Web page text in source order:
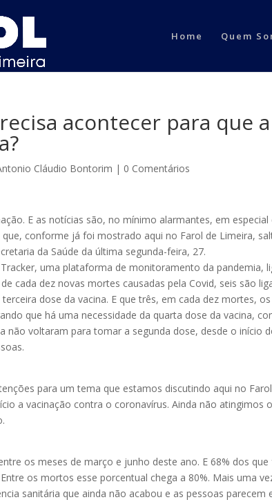
Home Quem
acontecer para que
Cláudio Bontorim | 0 Comentários
E as notícias são, no mínimo alarmantes, em
conforme já foi mostrado aqui no Farol de Limeira,
da Saúde da última segunda-feira, 27.
uma plataforma de monitoramento da pandemia,
cada dez novas mortes causadas pela Covid, seis são
dose da vacina. E que três, em cada dez mortes,
que há uma necessidade da quarta dose da vacina,
não voltaram para tomar a segunda dose, desde o início
para um tema que estamos discutindo aqui no
a vacinação contra o coronavírus. Ainda não atingimos
os meses de março e junho deste ano. E 68% dos
os mortos esse porcentual chega a 80%. Mais uma
sanitária que ainda não acabou e as pessoas parecem